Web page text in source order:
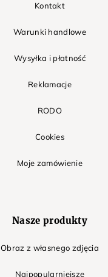
Kontakt
Warunki handlowe
Wysyłka i płatność
Reklamacje
RODO
Cookies
Moje zamówienie
Nasze produkty
Obraz z własnego zdjęcia
Najpopularniejsze